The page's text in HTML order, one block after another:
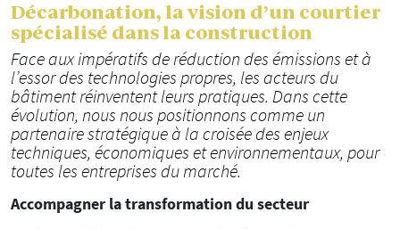
Décarbonation, la vision d’un courtier
spécialisé dans la construction
Face aux impératifs de réduction des émissions et à
l’essor des technologies propres, les acteurs du
bâtiment réinventent leurs pratiques. Dans cette
évolution, nous nous positionnons comme un
partenaire stratégique à la croisée des enjeux
techniques, économiques et environnementaux, pour
toutes les entreprises du marché.
Accompagner la transformation du secteur